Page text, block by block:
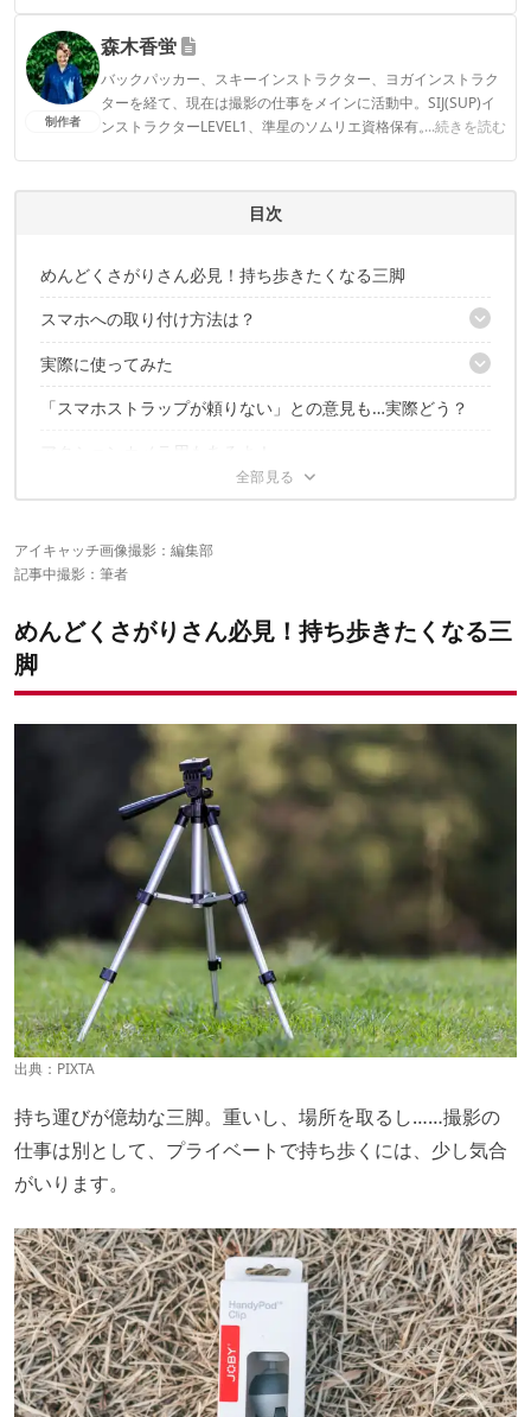
CAMP HACK編集部のプロフィール
制作者
森木香蛍
バックパッカー、スキーインストラクター、ヨガインストラク
ターを経て、現在は撮影の仕事をメインに活動中。SIJ(SUP)イ
ンストラクターLEVEL1、準星のソムリエ資格保有。 アクティ
...続きを読む
森木香蛍のプロフィール
目次
めんどくさがりさん必見！持ち歩きたくなる三脚
スマホへの取り付け方法は？
10秒ちょっとで取り付けできる簡単設計！
実際に使ってみた
握って使う
スマホの向きは、自由自在！
「スマホストラップが頼りない」との意見も…実際どう？
アクションカメラ用もあるよ！
フッ軽な三脚で、フッ軽に撮影を楽しもう
あわせて読みたい
アイキャッチ画像撮影：編集部
記事中撮影：筆者
めんどくさがりさん必見！持ち歩きたくなる三
脚
出典：PIXTA
持ち運びが億劫な三脚。重いし、場所を取るし……撮影の
仕事は別として、プライベートで持ち歩くには、少し気合
がいります。